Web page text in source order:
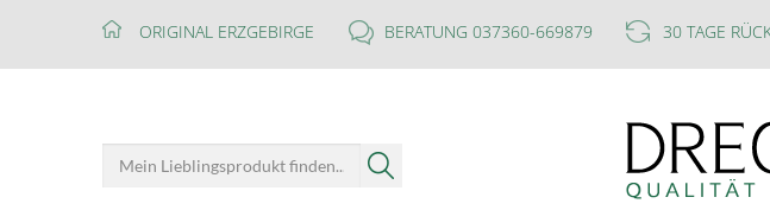
ORIGINAL ERZGEBIRGE BERATUNG 037360-669879 30 TAGE